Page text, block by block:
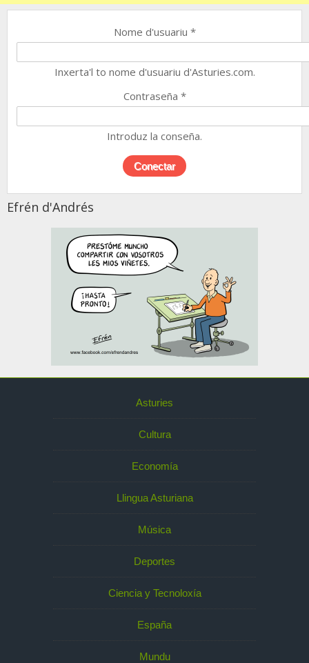
Nome d'usuariu *
Inxerta'l to nome d'usuariu d'Asturies.com.
Contraseña *
Introduz la conseña.
Efrén d'Andrés
Asturies
Cultura
Economía
Llingua Asturiana
Música
Deportes
Ciencia y Tecnoloxía
España
Mundu